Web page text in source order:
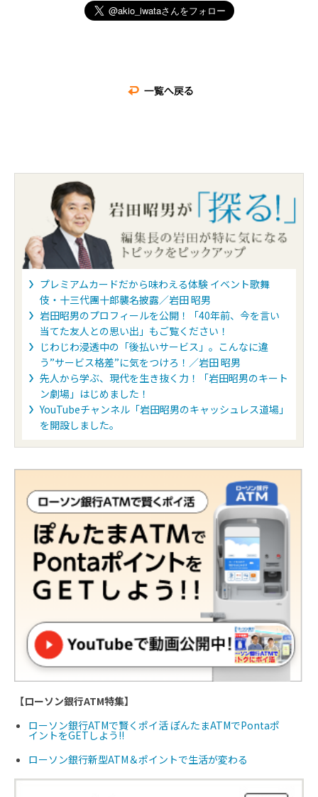
JMBローソンPontaカード Suica
プレミアムカードだから味わえる体験 イベント歌舞
伎・十三代團十郎襲名披露／岩田 昭男
岩田昭男のプロフィールを公開！「40年前、今を言い
当てた友人との思い出」もご覧ください！
じわじわ浸透中の「後払いサービス」。こんなに違
う”サービス格差”に気をつけろ！／岩田 昭男
先人から学ぶ、現代を生き抜く力！「岩田昭男のキート
ン劇場」はじめました！
YouTubeチャンネル「岩田昭男のキャッシュレス道場」
を開設しました。
【ローソン銀行ATM特集】
ローソン銀行ATMで賢くポイ活 ぽんたまATMでPontaポ
イントをGETしよう!!
ローソン銀行新型ATM＆ポイントで生活が変わる